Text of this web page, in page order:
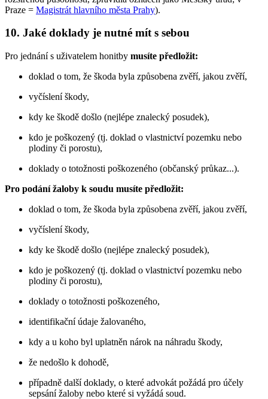
Praze = Magistrát hlavního města Prahy).
10. Jaké doklady je nutné mít s sebou
Pro jednání s uživatelem honitby musíte předložit:
doklad o tom, že škoda byla způsobena zvěří, jakou zvěří,
vyčíslení škody,
kdy ke škodě došlo (nejlépe znalecký posudek),
kdo je poškozený (tj. doklad o vlastnictví pozemku nebo
plodiny či porostu),
doklady o totožnosti poškozeného (občanský průkaz...).
Pro podání žaloby k soudu musíte předložit:
doklad o tom, že škoda byla způsobena zvěří, jakou zvěří,
vyčíslení škody,
kdy ke škodě došlo (nejlépe znalecký posudek),
kdo je poškozený (tj. doklad o vlastnictví pozemku nebo
plodiny či porostu),
doklady o totožnosti poškozeného,
identifikační údaje žalovaného,
kdy a u koho byl uplatněn nárok na náhradu škody,
že nedošlo k dohodě,
případně další doklady, o které advokát požádá pro účely
sepsání žaloby nebo které si vyžádá soud.